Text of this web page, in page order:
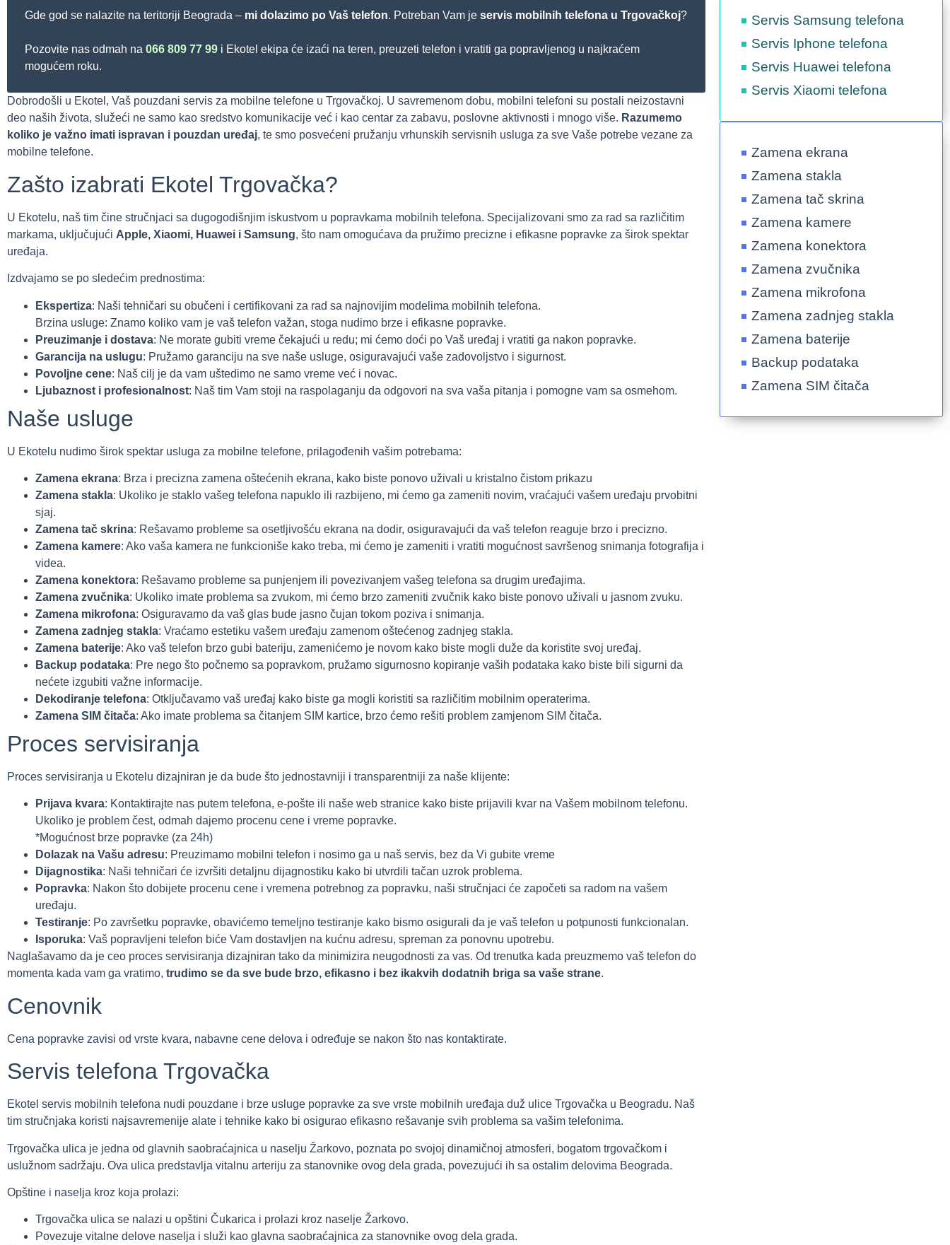
Gde god se nalazite na teritoriji Beograda – mi dolazimo po Vaš telefon. Potreban Vam je servis mobilnih telefona u Trgovačkoj?
Pozovite nas odmah na 066 809 77 99 i Ekotel ekipa će izaći na teren, preuzeti telefon i vratiti ga popravljenog u najkraćem
mogućem roku.
Dobrodošli u Ekotel, Vaš pouzdani servis za mobilne telefone u Trgovačkoj. U savremenom dobu, mobilni telefoni su postali neizostavni
deo naših života, služeći ne samo kao sredstvo komunikacije već i kao centar za zabavu, poslovne aktivnosti i mnogo više. Razumemo
koliko je važno imati ispravan i pouzdan uređaj, te smo posvećeni pružanju vrhunskih servisnih usluga za sve Vaše potrebe vezane za
mobilne telefone.
Zašto izabrati Ekotel Trgovačka?
U Ekotelu, naš tim čine stručnjaci sa dugogodišnjim iskustvom u popravkama mobilnih telefona. Specijalizovani smo za rad sa različitim
markama, uključujući Apple, Xiaomi, Huawei i Samsung, što nam omogućava da pružimo precizne i efikasne popravke za širok spektar
uređaja.
Izdvajamo se po sledećim prednostima:
Ekspertiza: Naši tehničari su obučeni i certifikovani za rad sa najnovijim modelima mobilnih telefona.
Brzina usluge: Znamo koliko vam je vaš telefon važan, stoga nudimo brze i efikasne popravke.
Preuzimanje i dostava: Ne morate gubiti vreme čekajući u redu; mi ćemo doći po Vaš uređaj i vratiti ga nakon popravke.
Garancija na uslugu: Pružamo garanciju na sve naše usluge, osiguravajući vaše zadovoljstvo i sigurnost.
Povoljne cene: Naš cilj je da vam uštedimo ne samo vreme već i novac.
Ljubaznost i profesionalnost: Naš tim Vam stoji na raspolaganju da odgovori na sva vaša pitanja i pomogne vam sa osmehom.
Naše usluge
U Ekotelu nudimo širok spektar usluga za mobilne telefone, prilagođenih vašim potrebama:
Zamena ekrana: Brza i precizna zamena oštećenih ekrana, kako biste ponovo uživali u kristalno čistom prikazu
Zamena stakla: Ukoliko je staklo vašeg telefona napuklo ili razbijeno, mi ćemo ga zameniti novim, vraćajući vašem uređaju prvobitni
sjaj.
Zamena tač skrina: Rešavamo probleme sa osetljivošću ekrana na dodir, osiguravajući da vaš telefon reaguje brzo i precizno.
Zamena kamere: Ako vaša kamera ne funkcioniše kako treba, mi ćemo je zameniti i vratiti mogućnost savršenog snimanja fotografija i
videa.
Zamena konektora: Rešavamo probleme sa punjenjem ili povezivanjem vašeg telefona sa drugim uređajima.
Zamena zvučnika: Ukoliko imate problema sa zvukom, mi ćemo brzo zameniti zvučnik kako biste ponovo uživali u jasnom zvuku.
Zamena mikrofona: Osiguravamo da vaš glas bude jasno čujan tokom poziva i snimanja.
Zamena zadnjeg stakla: Vraćamo estetiku vašem uređaju zamenom oštećenog zadnjeg stakla.
Zamena baterije: Ako vaš telefon brzo gubi bateriju, zamenićemo je novom kako biste mogli duže da koristite svoj uređaj.
Backup podataka: Pre nego što počnemo sa popravkom, pružamo sigurnosno kopiranje vaših podataka kako biste bili sigurni da
nećete izgubiti važne informacije.
Dekodiranje telefona: Otključavamo vaš uređaj kako biste ga mogli koristiti sa različitim mobilnim operaterima.
Zamena SIM čitača: Ako imate problema sa čitanjem SIM kartice, brzo ćemo rešiti problem zamjenom SIM čitača.
Proces servisiranja
Proces servisiranja u Ekotelu dizajniran je da bude što jednostavniji i transparentniji za naše klijente:
Prijava kvara: Kontaktirajte nas putem telefona, e-pošte ili naše web stranice kako biste prijavili kvar na Vašem mobilnom telefonu.
Ukoliko je problem čest, odmah dajemo procenu cene i vreme popravke.
*Mogućnost brze popravke (za 24h)
Dolazak na Vašu adresu: Preuzimamo mobilni telefon i nosimo ga u naš servis, bez da Vi gubite vreme
Dijagnostika: Naši tehničari će izvršiti detaljnu dijagnostiku kako bi utvrdili tačan uzrok problema.
Popravka: Nakon što dobijete procenu cene i vremena potrebnog za popravku, naši stručnjaci će započeti sa radom na vašem
uređaju.
Testiranje: Po završetku popravke, obavićemo temeljno testiranje kako bismo osigurali da je vaš telefon u potpunosti funkcionalan.
Isporuka: Vaš popravljeni telefon biće Vam dostavljen na kućnu adresu, spreman za ponovnu upotrebu.
Naglašavamo da je ceo proces servisiranja dizajniran tako da minimizira neugodnosti za vas. Od trenutka kada preuzmemo vaš telefon do
momenta kada vam ga vratimo, trudimo se da sve bude brzo, efikasno i bez ikakvih dodatnih briga sa vaše strane.
Cenovnik
Cena popravke zavisi od vrste kvara, nabavne cene delova i određuje se nakon što nas kontaktirate.
Servis telefona Trgovačka
Ekotel servis mobilnih telefona nudi pouzdane i brze usluge popravke za sve vrste mobilnih uređaja duž ulice Trgovačka u Beogradu. Naš
tim stručnjaka koristi najsavremenije alate i tehnike kako bi osigurao efikasno rešavanje svih problema sa vašim telefonima.
Trgovačka ulica je jedna od glavnih saobraćajnica u naselju Žarkovo, poznata po svojoj dinamičnoj atmosferi, bogatom trgovačkom i
uslužnom sadržaju. Ova ulica predstavlja vitalnu arteriju za stanovnike ovog dela grada, povezujući ih sa ostalim delovima Beograda.
Opštine i naselja kroz koja prolazi:
Trgovačka ulica se nalazi u opštini Čukarica i prolazi kroz naselje Žarkovo.
Povezuje vitalne delove naselja i služi kao glavna saobraćajnica za stanovnike ovog dela grada.
Servis Samsung telefona
Servis Iphone telefona
Servis Huawei telefona
Servis Xiaomi telefona
Zamena ekrana
Zamena stakla
Zamena tač skrina
Zamena kamere
Zamena konektora
Zamena zvučnika
Zamena mikrofona
Zamena zadnjeg stakla
Zamena baterije
Backup podataka
Zamena SIM čitača